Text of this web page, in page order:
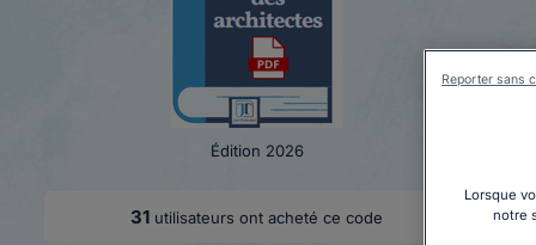
Édition 2026
31 utilisateurs ont acheté ce code
Lorsque
notre
Reporter sans